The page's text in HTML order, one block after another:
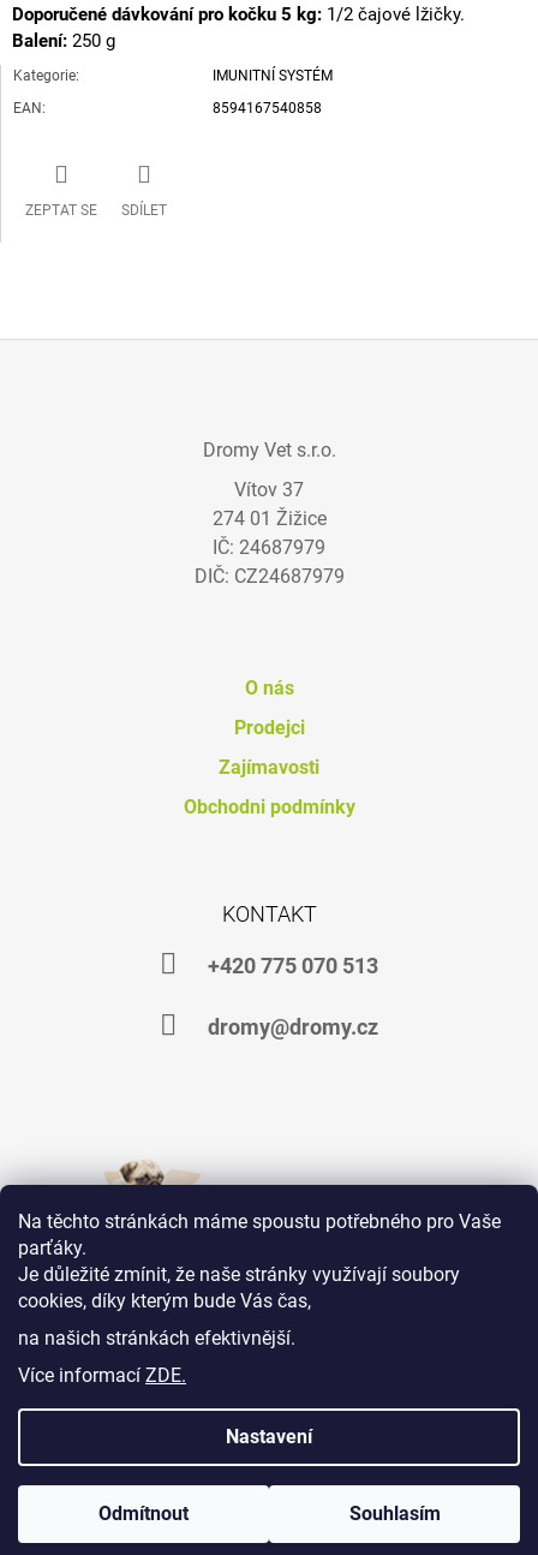
Na těchto stránkách máme spoustu potřebného pro Vaše
parťáky.
Je důležité zmínit, že naše stránky využívají soubory
cookies, díky kterým bude Vás čas,
na našich stránkách efektivnější.
Více informací ZDE.
Nastavení
Odmítnout Souhlasím
Doporučené dávkování pro kočku 5 kg: 1/2 čajové lžičky.
Balení: 250 g
Kategorie:
IMUNITNÍ SYSTÉM
EAN : 8594167540858
ZEPTAT SE SDÍLET
Dromy Vet s.r.o.
Vítov 37
274 01 Žižice
IČ: 24687979
DIČ: CZ24687979
O nás
Prodejci
Zajímavosti
Obchodni podmínky
KONTAKT
+420 775 070 513
dromy@dromy.cz
Jsme na Facebooku
© 2026 Dromy Vet s.r.o. Všechna práva vyhrazena.
Administrace
Shoptet